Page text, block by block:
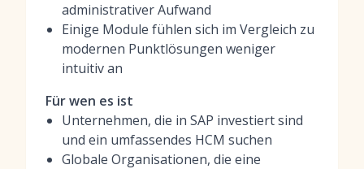
administrativer Aufwand
Einige Module fühlen sich im Vergleich zu
modernen Punktlösungen weniger
intuitiv an
Für wen es ist
Unternehmen, die in SAP investiert sind
und ein umfassendes HCM suchen
Globale Organisationen, die eine